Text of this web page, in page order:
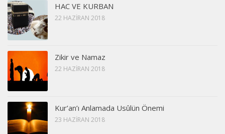
HAC VE KURBAN
22 HAZIRAN 2018
Zikir ve Namaz
22 HAZIRAN 2018
Kur’an’ı Anlamada Usûlün Önemi
23 HAZIRAN 2018